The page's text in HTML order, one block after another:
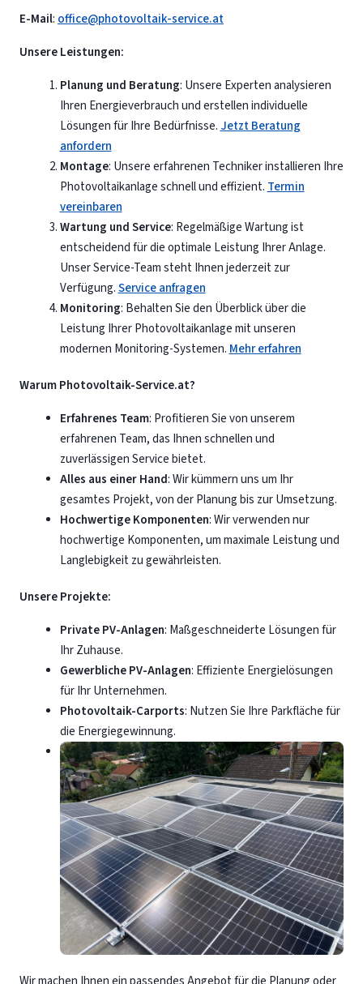
E-Mail: office@photovoltaik-service.at
Unsere Leistungen:
Planung und Beratung: Unsere Experten analysieren
Ihren Energieverbrauch und erstellen individuelle
Lösungen für Ihre Bedürfnisse. Jetzt Beratung
anfordern
Montage: Unsere erfahrenen Techniker installieren Ihre
Photovoltaikanlage schnell und effizient. Termin
vereinbaren
Wartung und Service: Regelmäßige Wartung ist
entscheidend für die optimale Leistung Ihrer Anlage.
Unser Service-Team steht Ihnen jederzeit zur
Verfügung.Service anfragen
Monitoring: Behalten Sie den Überblick über die
Leistung Ihrer Photovoltaikanlage mit unseren
modernen Monitoring-Systemen. Mehr erfahren
Warum Photovoltaik-Service.at?
Erfahrenes Team: Profitieren Sie von unserem
erfahrenen Team, das Ihnen schnellen und
zuverlässigen Service bietet.
Alles aus einer Hand: Wir kümmern uns um Ihr
gesamtes Projekt, von der Planung bis zur Umsetzung.
Hochwertige Komponenten: Wir verwenden nur
hochwertige Komponenten, um maximale Leistung und
Langlebigkeit zu gewährleisten.
Unsere Projekte:
Private PV-Anlagen: Maßgeschneiderte Lösungen für
Ihr Zuhause.
Gewerbliche PV-Anlagen: Effiziente Energielösungen
für Ihr Unternehmen.
Photovoltaik-Carports: Nutzen Sie Ihre Parkfläche für
die Energiegewinnung.